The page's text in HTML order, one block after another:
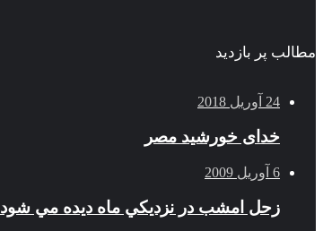
مطالب پر بازدید
24 آوریل 2018
خدای خورشید مصر
6 آوریل 2009
زحل امشب در نزديكي ماه ديده مي شود